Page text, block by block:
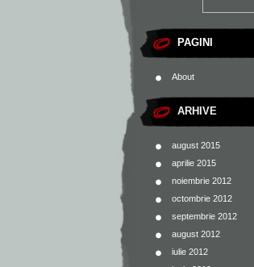
PAGINI
About
ARHIVE
august 2015
aprilie 2015
noiembrie 2012
octombrie 2012
septembrie 2012
august 2012
iulie 2012